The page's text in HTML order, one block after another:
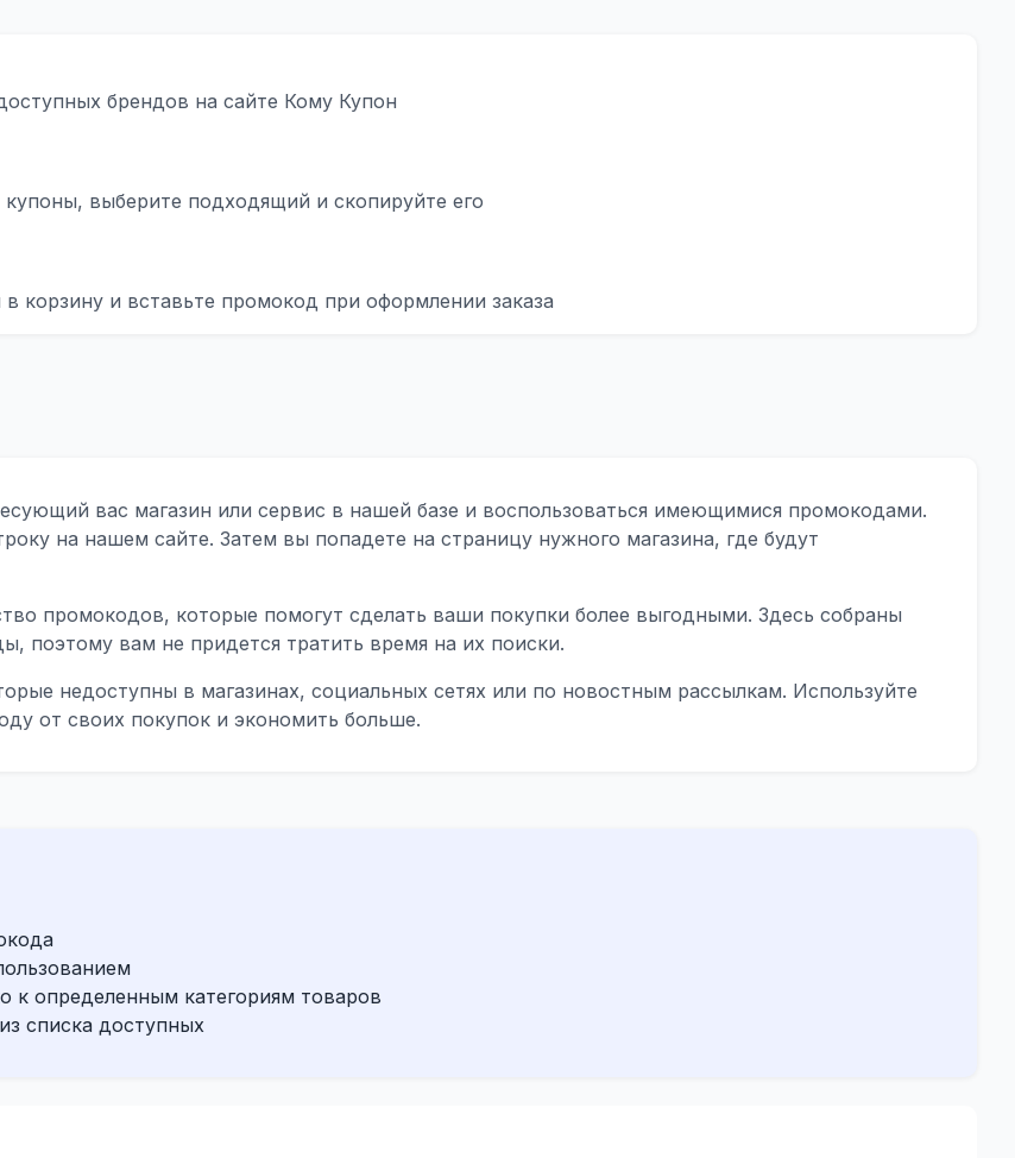
брендов на сайте Кому Купон
выберите подходящий и скопируйте его
корзину и вставьте промокод при оформлении заказа
вас магазин или сервис в нашей базе и воспользоваться имеющимися промокодами.
на нашем сайте. Затем вы попадете на страницу нужного магазина, где будут
промокодов, которые помогут сделать ваши покупки более выгодными. Здесь собраны
поэтому вам не придется тратить время на их поиски.
недоступны в магазинах, социальных сетях или по новостным рассылкам. Используйте
от своих покупок и экономить больше.
к определенным категориям товаров
списка доступных